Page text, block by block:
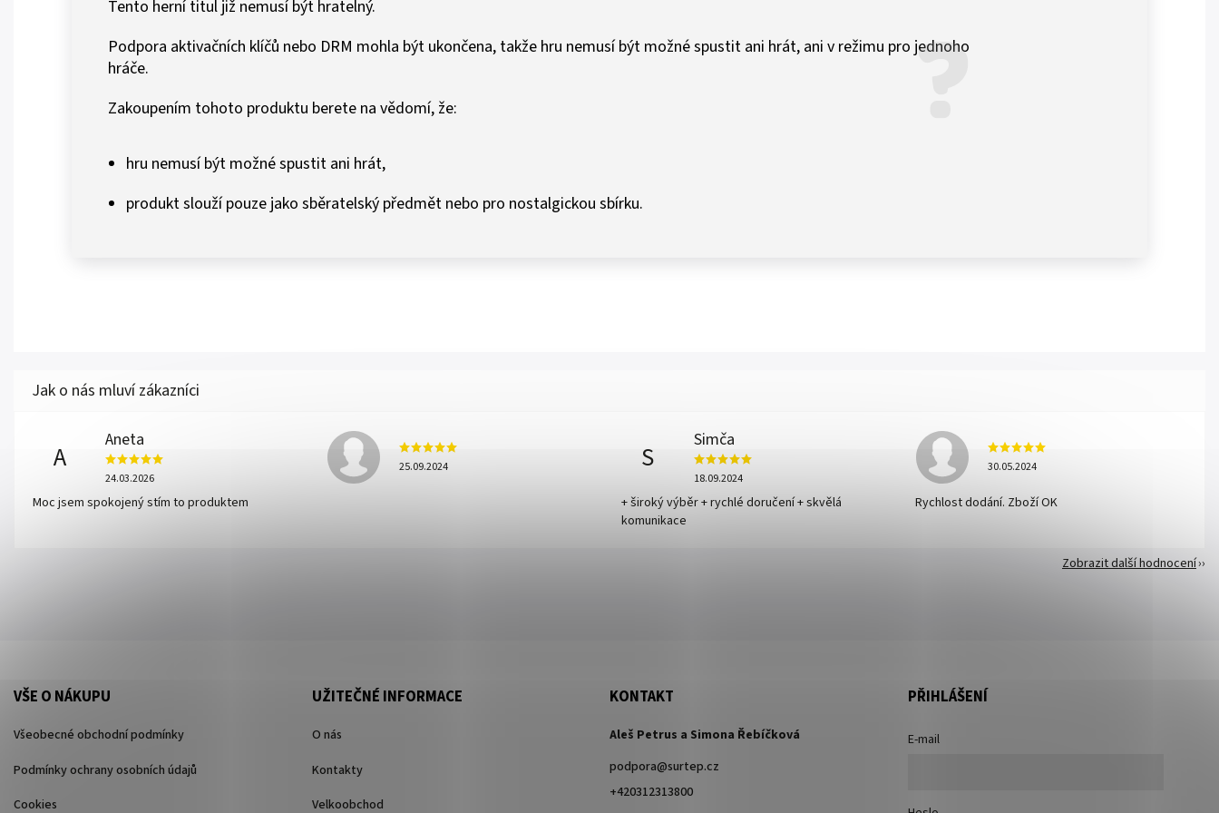
Tento herní titul již nemusí být hratelný.
Podpora aktivačních klíčů nebo DRM mohla být ukončena, takže hru nemusí být možné spustit ani hrát, ani v režimu pro jednoho
hráče.
Zakoupením tohoto produktu berete na vědomí, že:
hru nemusí být možné spustit ani hrát,
produkt slouží pouze jako sběratelský předmět nebo pro nostalgickou sbírku.
A
Aneta
24.03.2026
Moc jsem spokojený stím to produktem
25.09.2024 S
Simča
18.09.2024
+ široký výběr + rychlé doručení + skvělá
komunikace
30.05.2024
Rychlost dodání. Zboží OK
Zobrazit další hodnocení
VŠE O NÁKUPU
Všeobecné obchodní podmínky
Podmínky ochrany osobních údajů
Cookies
UŽITEČNÉ INFORMACE
O nás
Kontakty
Velkoobchod
KONTAKT
Aleš Petrus a Simona Řebíčková
podpora@surtep.cz
+420312313800
PŘIHLÁŠENÍ
E-mail